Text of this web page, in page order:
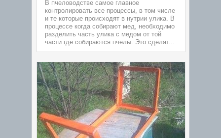
В пчеловодстве самое главное
контролировать все процессы, в том числе
и те которые происходят в нутрии улика. В
процессе когда собирают мед, необходимо
разделить часть улика с медом от той
части где собираются пчелы. Это сделат...